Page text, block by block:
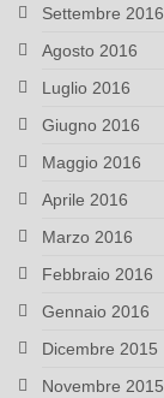
Settembre 2016
Agosto 2016
Luglio 2016
Giugno 2016
Maggio 2016
Aprile 2016
Marzo 2016
Febbraio 2016
Gennaio 2016
Dicembre 2015
Novembre 2015